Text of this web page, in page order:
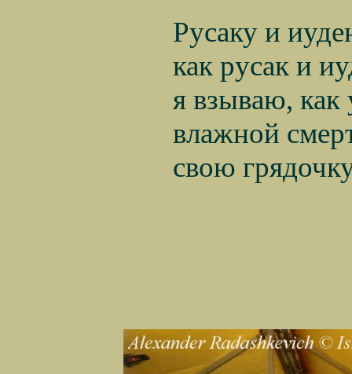
Русаку и
как русак и
я взываю, как
влажной
свою